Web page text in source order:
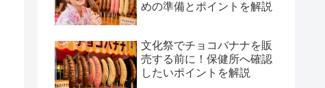
めの準備とポイントを解説
文化祭でチョコバナナを販
売する前に！保健所へ確認
したいポイントを解説